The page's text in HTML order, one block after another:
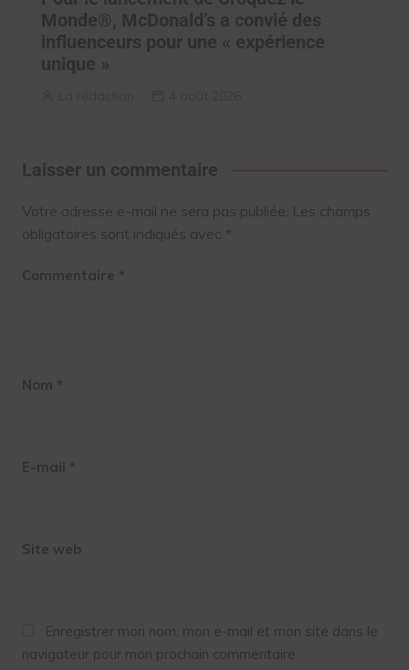
Monde®, McDonald’s a convié des
influenceurs pour une « expérience
unique »
Laisser un commentaire
Votre adresse e-mail ne sera pas publiée. Les champs
obligatoires sont indiqués avec *
Commentaire *
Nom *
E-mail *
Site web
Enregistrer mon nom, mon e-mail et mon site dans le
navigateur pour mon prochain commentaire.